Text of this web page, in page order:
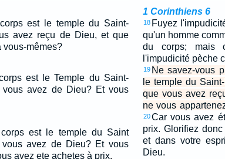
est le temple du Saint-
avez reçu de Dieu, et que
vous-mêmes?
est le Temple du Saint-
avez de Dieu? Et vous
est le temple du Saint
avez de Dieu? Et vous
avez ete achetes à prix.
1 Corinthiens 6
18 Fuyez
qu'un homme
du corps; mais
l'impudicité pèche
19 Ne savez-vous
le temple du
que vous avez
ne vous
20Car vous avez
prix. Glorifiez
et dans votre
Dieu.